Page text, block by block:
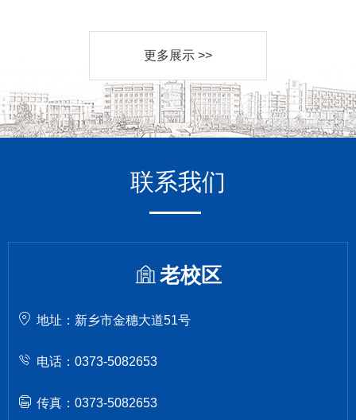
更多展示 >>
联系我们
老校区
地址：新乡市金穗大道51号
电话：0373-5082653
传真：0373-5082653